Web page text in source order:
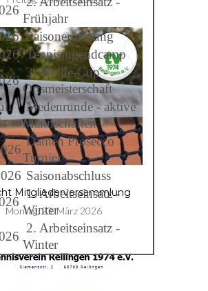
Mitgliederversammlung
Montag, 23. März 2026
Frühjahr
Saisoneröffnung
Tennisjugendcamp
3. Welde-Cup -
Ortsmeisterschaft
Medenrunde - aktive
Mannschaften
Damen Prosecco
Turnier
Saisonabschluss
1. Arbeitseinsatz -
Winter
2. Arbeitseinsatz -
Winter